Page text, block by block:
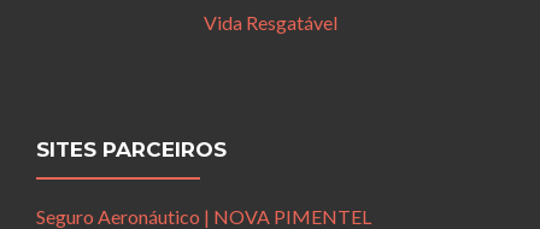
Vida Resgatável
SITES PARCEIROS
Seguro Aeronáutico | NOVA PIMENTEL